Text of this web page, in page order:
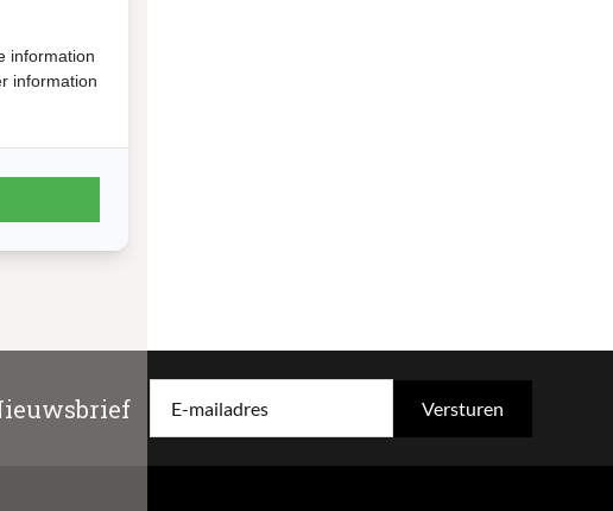
E-mailadres
information
information